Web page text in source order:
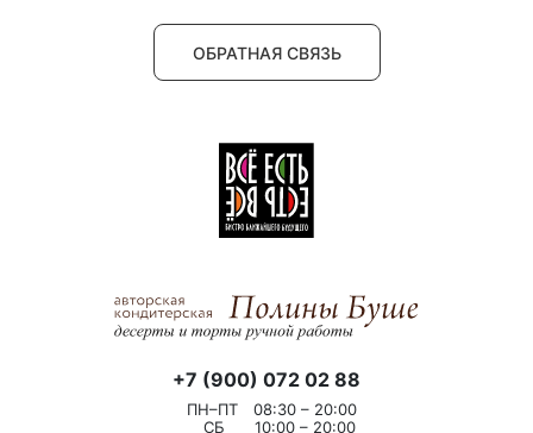
ОБРАТНАЯ СВЯЗЬ
+7 (900) 072 02 88
ПН–ПТ
08:30 – 20:00
СБ
10:00 – 20:00